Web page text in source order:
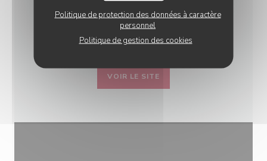
Politique de protection des données à caractère
personnel
Politique de gestion des cookies
AUBERGE BRESSANE
16 avenue de la motte-picquet - 75007
Paris
VOIR LE SITE